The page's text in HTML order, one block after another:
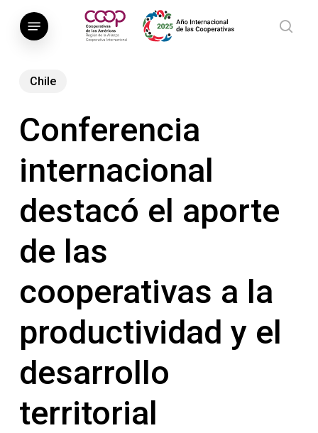
Menú
Chile
Conferencia
internacional
destacó el aporte
de las
cooperativas a la
productividad y el
desarrollo
territorial